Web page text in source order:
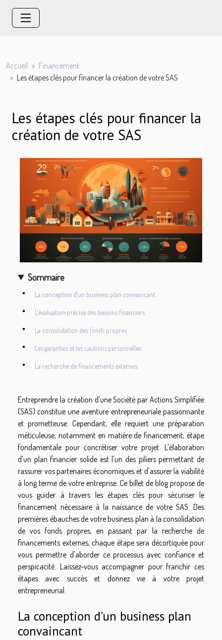
Accueil
Financement
Les étapes clés pour financer la création de votre SAS
Les étapes clés pour financer la
création de votre SAS
Sommaire
La conception d'un business plan convaincant
L'évaluation précise des besoins financiers
La consolidation des fonds propres
Les garanties et les cautions personnelles
La recherche de financements externes
Entreprendre la création d'une Société par Actions Simplifiée
(SAS) constitue une aventure entrepreneuriale passionnante
et prometteuse. Cependant, elle requiert une préparation
méticuleuse, notamment en matière de financement, étape
fondamentale pour concrétiser votre projet. L'élaboration
d'un plan financier solide est l'un des piliers permettant de
rassurer vos partenaires économiques et d'assurer la viabilité
à long terme de votre entreprise. Ce billet de blog propose de
vous guider à travers les étapes clés pour sécuriser le
financement nécessaire à la naissance de votre SAS. Des
premières ébauches de votre business plan à la consolidation
de vos fonds propres, en passant par la recherche de
financements externes, chaque étape sera décortiquée pour
vous permettre d'aborder ce processus avec confiance et
perspicacité. Laissez-vous accompagner pour franchir ces
étapes avec succès et donnez vie à votre projet
entrepreneurial.
La conception d'un business plan
convaincant